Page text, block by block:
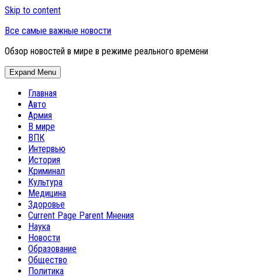
Skip to content
Все самые важные новости
Обзор новостей в мире в режиме реального времени
Expand Menu
Главная
Авто
Армия
В мире
ВПК
Интервью
История
Криминал
Культура
Медицина
Здоровье
Current Page Parent Мнения
Наука
Новости
Образование
Общество
Политика